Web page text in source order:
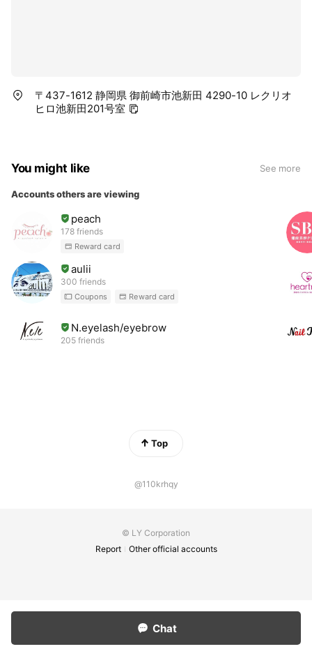
〒437-1612 静岡県 御前崎市池新田 4290-10 レクリオ
ヒロ池新田201号室
You might like See more
Accounts others are viewing
peach
178 friends
Reward card
aulii
300 friends
Coupons Reward card
N.eyelash/eyebrow
205 friends
Top
@110krhqy
© LY Corporation
Report
Other official accounts
Chat